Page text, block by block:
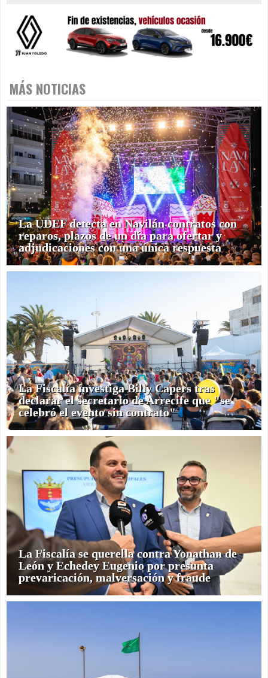
MÁS NOTICIAS
La UDEF detecta en Navilán contratos con
reparos, plazos de un día para ofertar y
adjudicaciones con una única respuesta
La Fiscalía investiga Billy Capers tras
declarar el secretario de Arrecife que "se
celebró el evento sin contrato"
La Fiscalía se querella contra Yonathan de
León y Echedey Eugenio por presunta
prevaricación, malversación y fraude